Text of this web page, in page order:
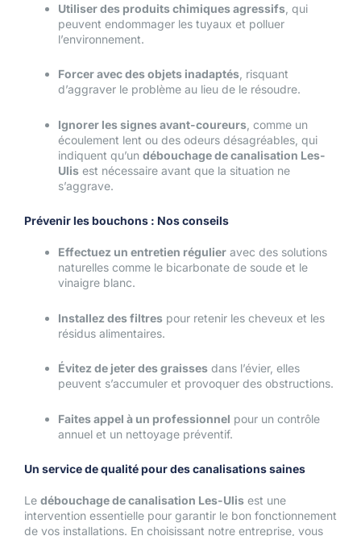
Utiliser des produits chimiques agressifs , qui
peuvent endommager les tuyaux et polluer
l’environnement.
Forcer avec des objets inadaptés , risquant
d’aggraver le problème au lieu de le résoudre.
Ignorer les signes avant-coureurs , comme un
écoulement lent ou des odeurs désagréables, qui
indiquent qu’un débouchage de canalisation Les-
Ulis est nécessaire avant que la situation ne
s’aggrave.
Prévenir les bouchons : Nos conseils
Effectuez un entretien régulier avec des solutions
naturelles comme le bicarbonate de soude et le
vinaigre blanc.
Installez des filtres pour retenir les cheveux et les
résidus alimentaires.
Évitez de jeter des graisses dans l’évier, elles
peuvent s’accumuler et provoquer des obstructions.
Faites appel à un professionnel pour un contrôle
annuel et un nettoyage préventif.
Un service de qualité pour des canalisations saines
Le débouchage de canalisation Les-Ulis est une
intervention essentielle pour garantir le bon fonctionnement
de vos installations. En choisissant notre entreprise, vous